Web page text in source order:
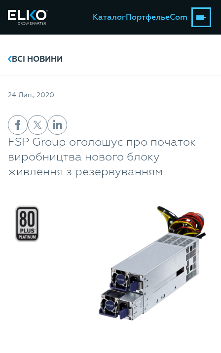
КаталогПортфельeCom
ВСІ НОВИНИ
24 Лип., 2020
FSP Group оголошує про початок
виробництва нового блоку
живлення з резервуванням